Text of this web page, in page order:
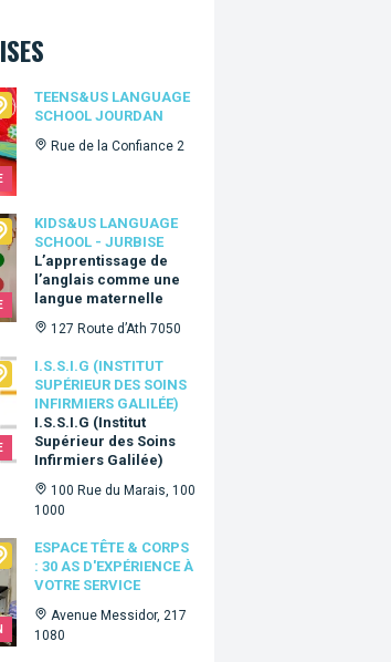
TEENS&US LANGUAGE
SCHOOL JOURDAN
Rue de la Confiance 2
school Jourdan
KIDS&US LANGUAGE
SCHOOL - JURBISE
L’apprentissage de
l’anglais comme une
langue maternelle
127 Route d’Ath 7050
- Jurbise
I.S.S.I.G (INSTITUT
SUPÉRIEUR DES SOINS
INFIRMIERS GALILÉE)
I.S.S.I.G (Institut
Supérieur des Soins
Infirmiers Galilée)
100 Rue du Marais, 100
1000
des Soins Infirmiers Galilée)
ESPACE TÊTE & CORPS
: 30 AS D'EXPÉRIENCE À
VOTRE SERVICE
Avenue Messidor, 217
1080
: 30 as d'expérience à votre service